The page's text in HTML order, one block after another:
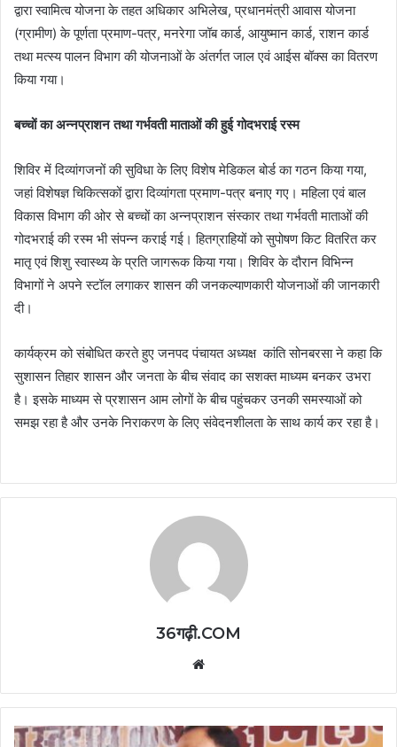
द्वारा स्वामित्व योजना के तहत अधिकार अभिलेख, प्रधानमंत्री आवास योजना
(ग्रामीण) के पूर्णता प्रमाण-पत्र, मनरेगा जॉब कार्ड, आयुष्मान कार्ड, राशन कार्ड
तथा मत्स्य पालन विभाग की योजनाओं के अंतर्गत जाल एवं आईस बॉक्स का वितरण
किया गया।
बच्चों का अन्नप्राशन तथा गर्भवती माताओं की हुई गोदभराई रस्म
शिविर में दिव्यांगजनों की सुविधा के लिए विशेष मेडिकल बोर्ड का गठन किया गया,
जहां विशेषज्ञ चिकित्सकों द्वारा दिव्यांगता प्रमाण-पत्र बनाए गए। महिला एवं बाल
विकास विभाग की ओर से बच्चों का अन्नप्राशन संस्कार तथा गर्भवती माताओं की
गोदभराई की रस्म भी संपन्न कराई गई। हितग्राहियों को सुपोषण किट वितरित कर
मातृ एवं शिशु स्वास्थ्य के प्रति जागरूक किया गया। शिविर के दौरान विभिन्न
विभागों ने अपने स्टॉल लगाकर शासन की जनकल्याणकारी योजनाओं की जानकारी
दी।
कार्यक्रम को संबोधित करते हुए जनपद पंचायत अध्यक्ष कांति सोनबरसा ने कहा कि
सुशासन तिहार शासन और जनता के बीच संवाद का सशक्त माध्यम बनकर उभरा
है। इसके माध्यम से प्रशासन आम लोगों के बीच पहुंचकर उनकी समस्याओं को
समझ रहा है और उनके निराकरण के लिए संवेदनशीलता के साथ कार्य कर रहा है।
36गढ़ी.COM